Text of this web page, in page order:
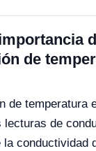
de
de temperatura
lecturas de
conductividad